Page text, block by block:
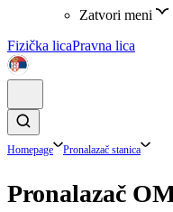
Zatvori meni
Fizička licaPravna lica
Homepage Pronalazač stanica
Pronalazač